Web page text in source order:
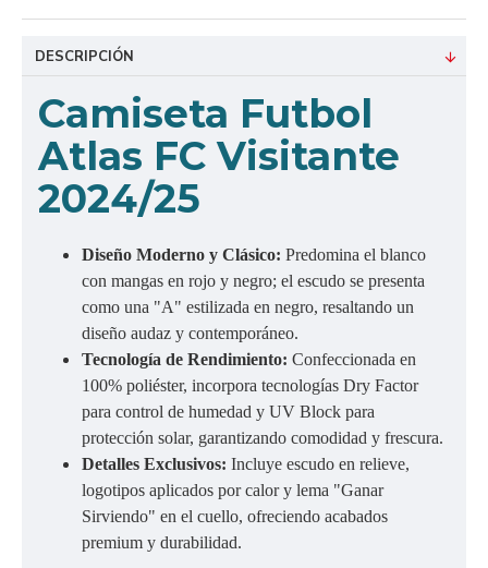
DESCRIPCIÓN
Camiseta Futbol
Atlas FC Visitante
2024/25
Diseño Moderno y Clásico: Predomina el blanco
con mangas en rojo y negro; el escudo se presenta
como una "A" estilizada en negro, resaltando un
diseño audaz y contemporáneo.
Tecnología de Rendimiento: Confeccionada en
100% poliéster, incorpora tecnologías Dry Factor
para control de humedad y UV Block para
protección solar, garantizando comodidad y frescura.
Detalles Exclusivos: Incluye escudo en relieve,
logotipos aplicados por calor y lema "Ganar
Sirviendo" en el cuello, ofreciendo acabados
premium y durabilidad.